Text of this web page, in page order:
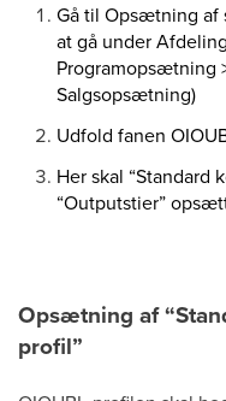
Gå til Opsætning af
at gå under
Programopsætning
Salgsopsætning)
Udfold fanen
Her skal “Standard
“Outputstier”
Opsætning af
profil”